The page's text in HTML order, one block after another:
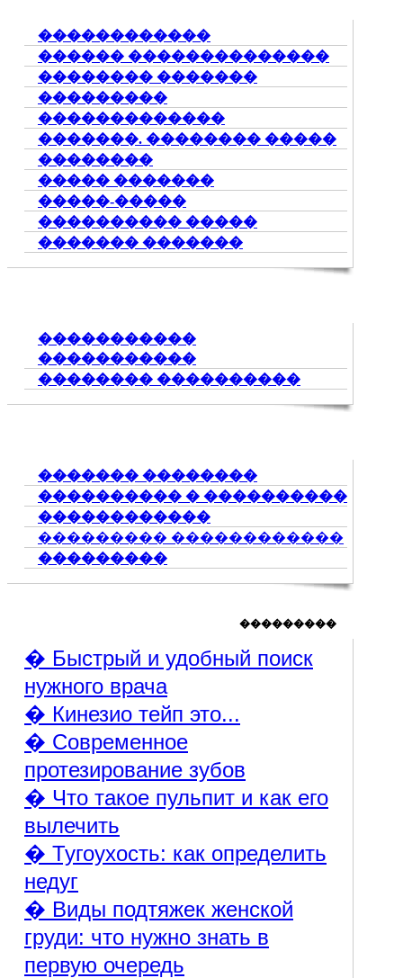
������������
������ ��������������
�������� �������
���������
�������������
�������. �������� �����
��������
����� �������
�����-�����
���������� �����
������� �������
�����������
�����������
�������� ����������
������� ��������
���������� � ����������
������������
��������� ������������
���������
���������
� Быстрый и удобный поиск
нужного врача
� Кинезио тейп это...
� Современное
протезирование зубов
� Что такое пульпит и как его
вылечить
� Тугоухость: как определить
недуг
� Виды подтяжек женской
груди: что нужно знать в
первую очередь